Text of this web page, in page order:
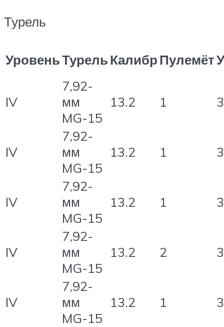
Турель
УровеньТурельКалибрПулемёт
IV
7,92-
мм
MG-15
13.2 1
IV
7,92-
мм
MG-15
13.2 1
IV
7,92-
мм
MG-15
13.2 1
IV
7,92-
мм
MG-15
13.2 2
IV
7,92-
мм
MG-15
13.2 1